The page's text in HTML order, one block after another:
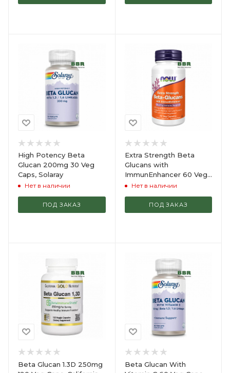
High Potency Beta
Glucan 200mg 30 Veg
Caps, Solaray
Нет в наличии
ПОД ЗАКАЗ
Extra Strength Beta
Glucans with
ImmunEnhancer 60 Veg
Caps, NOW Foods
Нет в наличии
ПОД ЗАКАЗ
Beta Glucan 1.3D 250mg
Beta Glucan With